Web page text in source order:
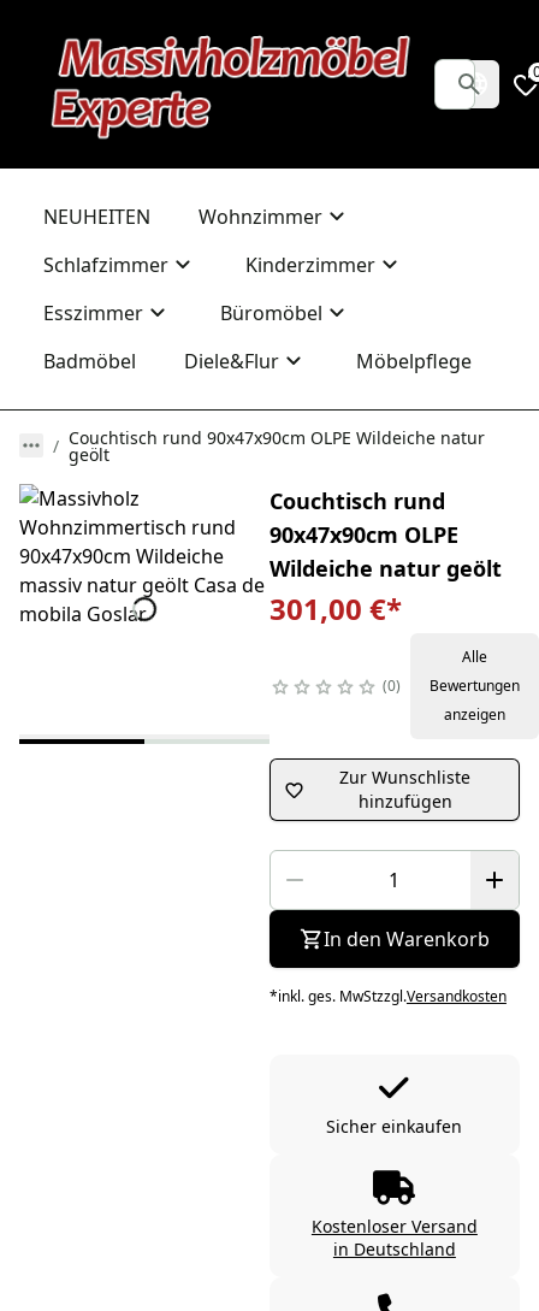
NEUHEITEN
Wohnzimmer
Schlafzimmer
Kinderzimmer
Esszimmer
Büromöbel
Badmöbel
Diele&Flur Möbelpflege
Couchtisch rund 90x47x90cm OLPE Wildeiche natur
geölt
Couchtisch rund
90x47x90cm OLPE
Wildeiche natur geölt
301,00 €*
0
Alle
Bewertungen
anzeigen
Zur Wunschliste
hinzufügen
In den Warenkorb
*inkl. ges. MwStzzgl.Versandkosten
Sicher einkaufen
Kostenloser Versand
in Deutschland